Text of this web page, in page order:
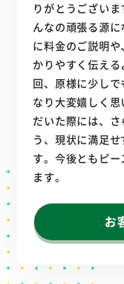
りがとうござい
んなの頑張る源
に料金のご説明
かりやすく伝え
回、原様に少し
なり大変嬉しく
だいた際には、
う、現状に満足
す。今後ともピ
ます。
お